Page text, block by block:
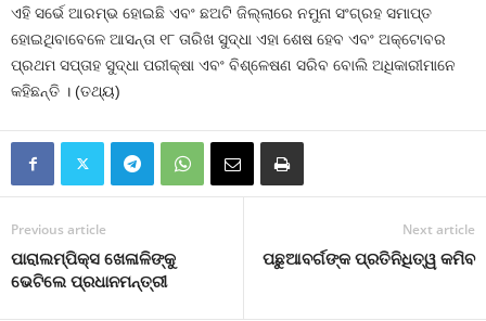
ଏହି ସର୍ଭେ ଆରମ୍ଭ ହୋଇଛି ଏବଂ ଛଅଟି ଜିଲ୍ଲାରେ ନମୁନା ସଂଗ୍ରହ ସମାପ୍ତ
ହୋଇଥିବାବେଳେ ଆସନ୍ତା ୧୮ ତାରିଖ ସୁଦ୍ଧା ଏହା ଶେଷ ହେବ ଏବଂ ଅକ୍ଟୋବର
ପ୍ରଥମ ସପ୍ତାହ ସୁଦ୍ଧା ପରୀକ୍ଷା ଏବଂ ବିଶ୍ଳେଷଣ ସରିବ ବୋଲି ଅଧିକାରୀମାନେ
କହିଛନ୍ତି । (ତଥ୍ୟ)
Previous article
ପାରାଲମ୍ପିକ୍ସ ଖେଳାଳିଙ୍କୁ
ଭେଟିଲେ ପ୍ରଧାନମନ୍ତ୍ରୀ
Next article
ପଛୁଆବର୍ଗଙ୍କ ପ୍ରତିନିଧିତ୍ୱ କମିବ